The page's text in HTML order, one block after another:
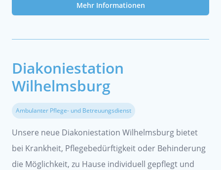
Mehr Informationen
Diakoniestation
Wilhelmsburg
Ambulanter Pflege- und Betreuungsdienst
Unsere neue Diakoniestation Wilhelmsburg bietet
bei Krankheit, Pflegebedürftigkeit oder Behinderung
die Möglichkeit, zu Hause individuell gepflegt und